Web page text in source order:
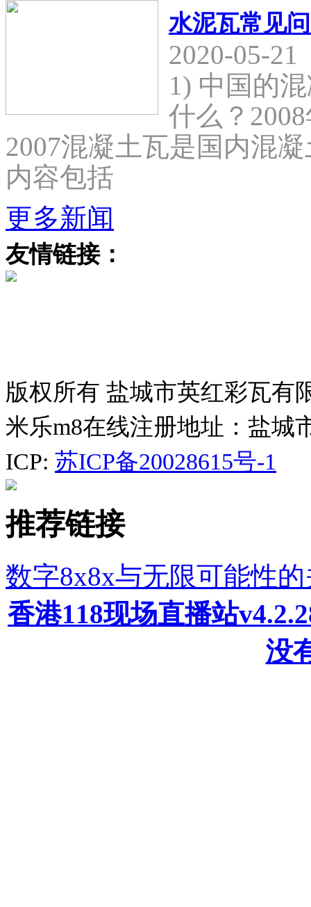
水泥瓦常见
2020-05-21
1) 中国的
什么？
2007混凝土瓦是国内混
内容包括
更多新闻
友情链接：
版权所有 盐城市英红彩瓦有
米乐m8在线注册地址：盐城
ICP: 苏ICP备20028615号-1
推荐链接
数字8x8x与无限可能性
香港118现场直播站
没